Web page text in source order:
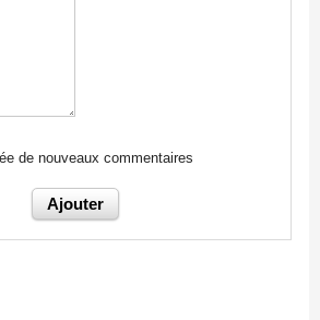
de nouveaux commentaires